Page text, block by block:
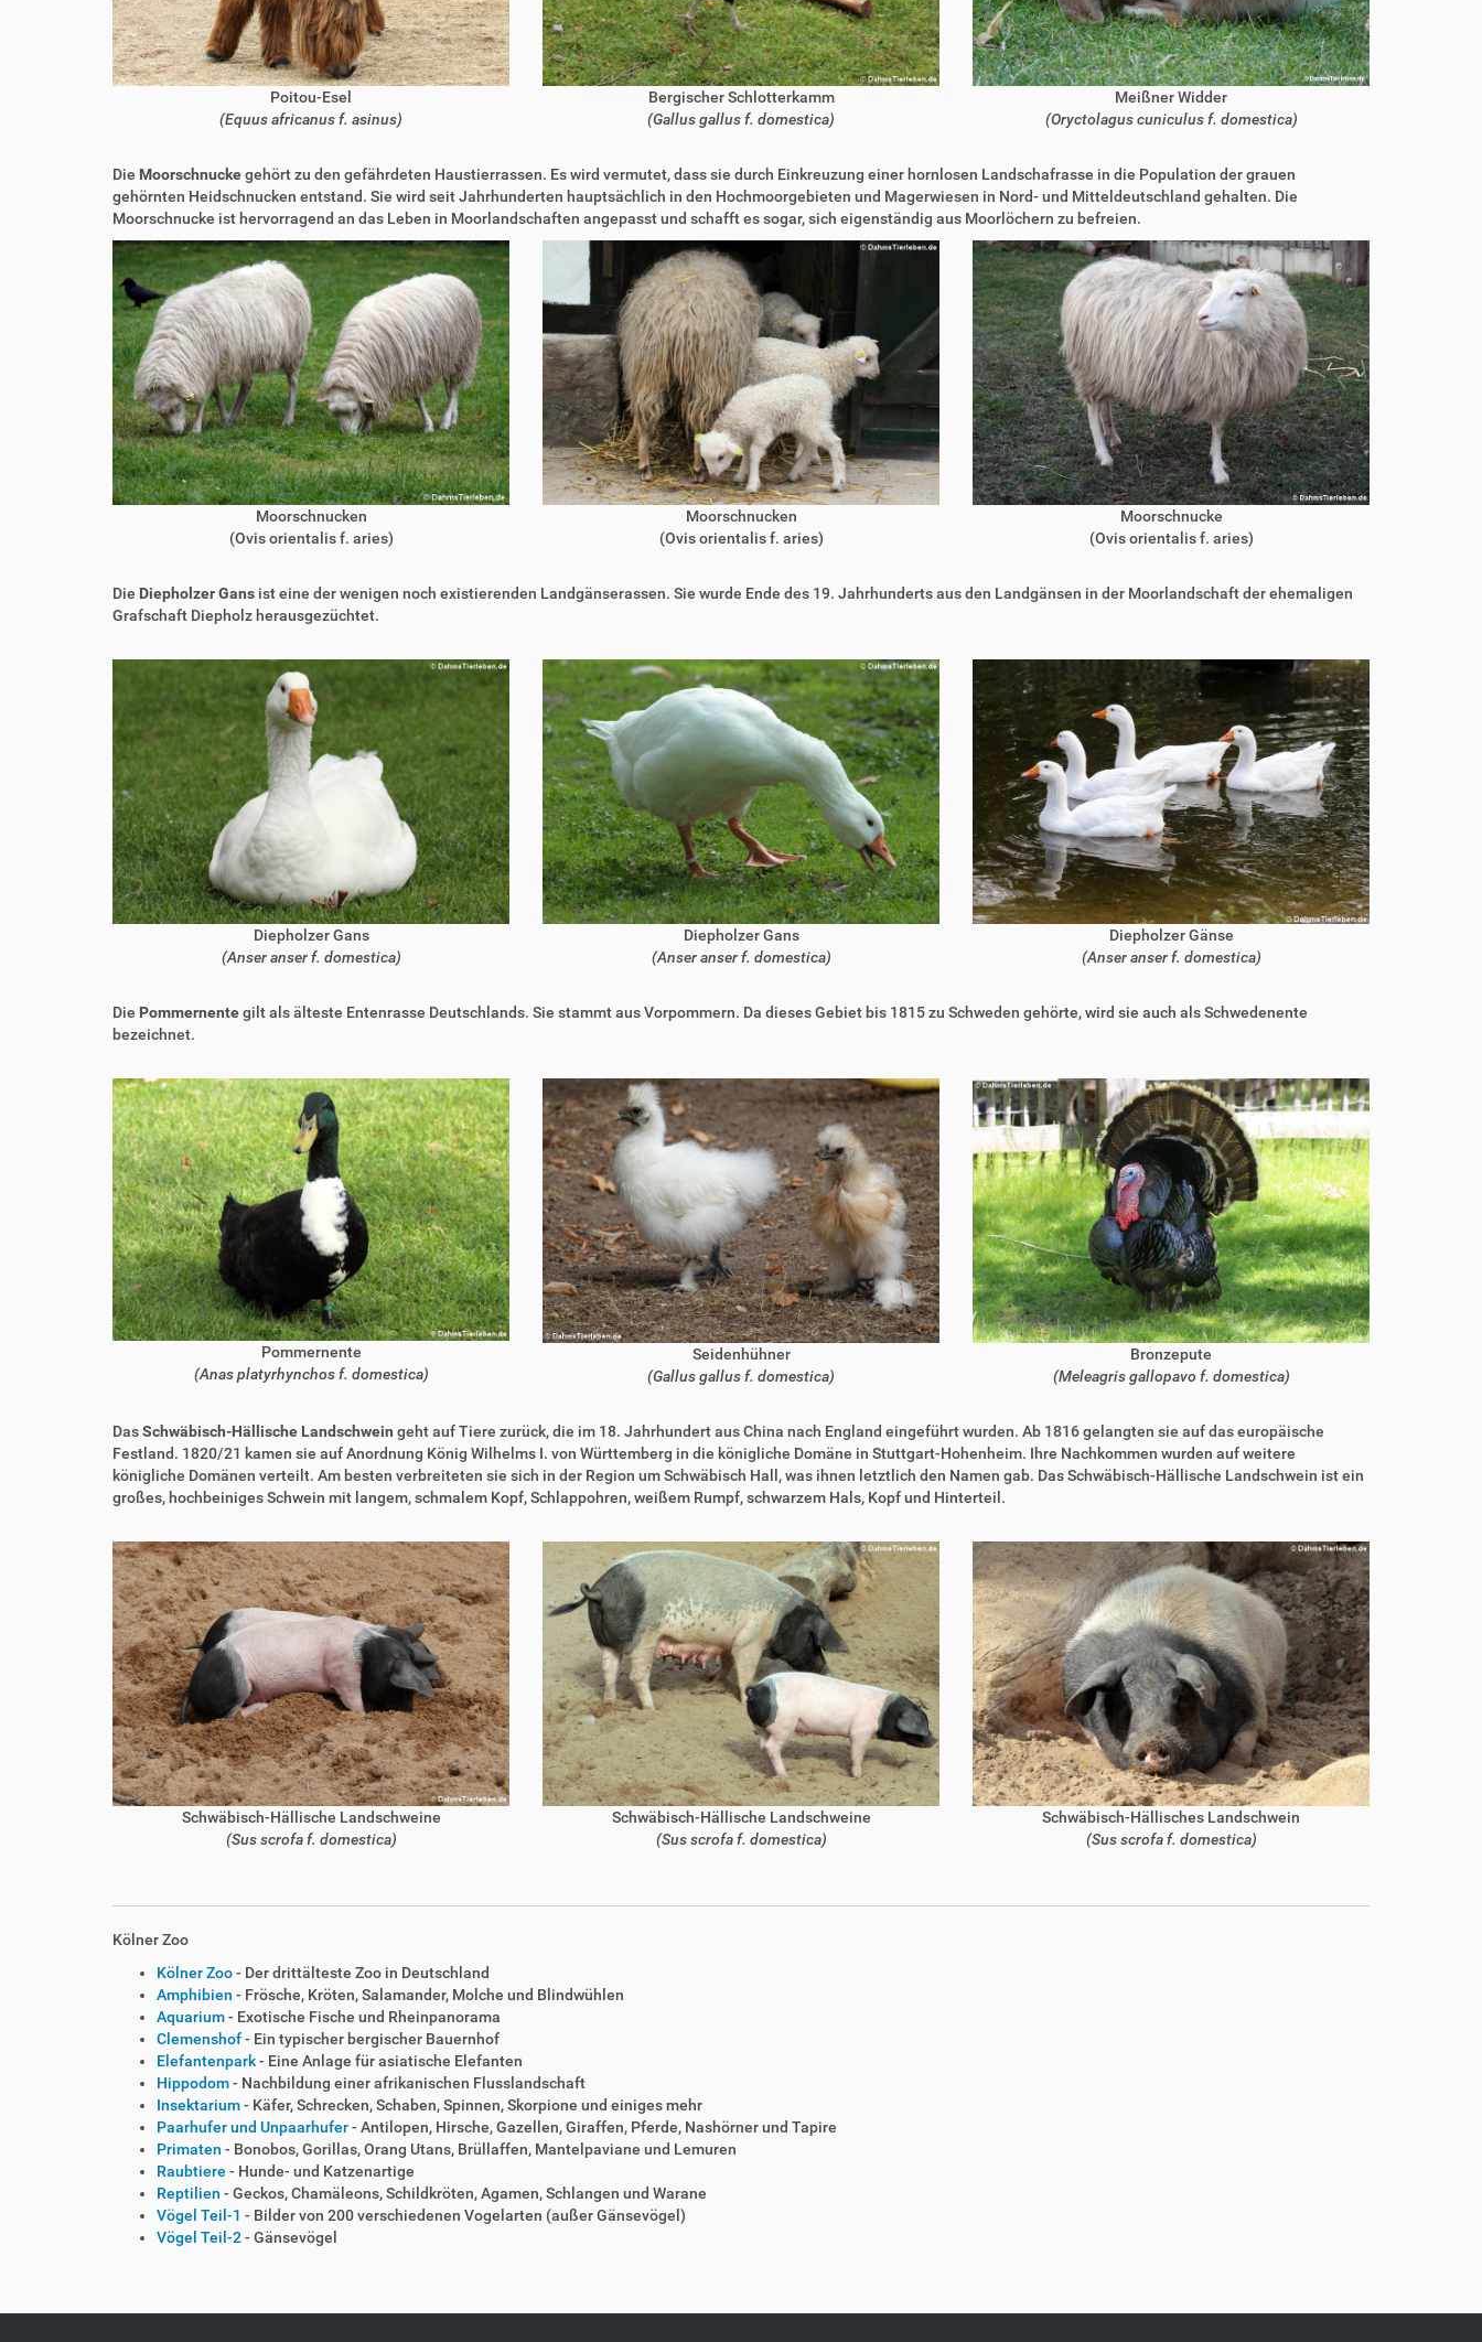
Poitou-Esel
(Equus africanus f. asinus)
Bergischer Schlotterkamm
(Gallus gallus f. domestica)
Meißner Widder
(Oryctolagus cuniculus f. domestica)
Die Moorschnuckegehört zu den gefährdeten Haustierrassen. Es wird vermutet, dass sie durch Einkreuzung einer hornlosen Landschafrasse in die Population der grauen
gehörnten Heidschnucken entstand. Sie wird seit Jahrhunderten hauptsächlich in den Hochmoorgebieten und Magerwiesen in Nord- und Mitteldeutschland gehalten. Die
Moorschnucke ist hervorragend an das Leben in Moorlandschaften angepasst und schafft es sogar, sich eigenständig aus Moorlöchern zu befreien.
Moorschnucken
(Ovis orientalis f. aries)
Moorschnucken
(Ovis orientalis f. aries)
Moorschnucke
(Ovis orientalis f. aries)
Die Diepholzer Gans ist eine der wenigen noch existierenden Landgänserassen. Sie wurde Ende des 19. Jahrhunderts aus den Landgänsen in der Moorlandschaft der ehemaligen
Grafschaft Diepholz herausgezüchtet.
Diepholzer Gans
(Anser anser f. domestica)
Diepholzer Gans
(Anser anser f. domestica)
Diepholzer Gänse
(Anser anser f. domestica)
Die Pommernentegilt als älteste Entenrasse Deutschlands. Sie stammt aus Vorpommern. Da dieses Gebiet bis 1815 zu Schweden gehörte, wird sie auch als Schwedenente
bezeichnet.
Pommernente
(Anas platyrhynchos f. domestica)
Seidenhühner
(Gallus gallus f. domestica)
Bronzepute
(Meleagris gallopavo f. domestica)
DasSchwäbisch-Hällische Landschwein geht auf Tiere zurück, die im 18. Jahrhundert aus China nach England eingeführt wurden. Ab 1816 gelangten sie auf das europäische
Festland. 1820/21 kamen sie auf Anordnung König Wilhelms I. von Württemberg in die königliche Domäne in Stuttgart-Hohenheim. Ihre Nachkommen wurden auf weitere
königliche Domänen verteilt. Am besten verbreiteten sie sich in der Region um Schwäbisch Hall, was ihnen letztlich den Namen gab. Das Schwäbisch-Hällische Landschwein ist ein
großes, hochbeiniges Schwein mit langem, schmalem Kopf, Schlappohren, weißem Rumpf, schwarzem Hals, Kopf und Hinterteil.
Schwäbisch-Hällische Landschweine
(Sus scrofa f. domestica)
Schwäbisch-Hällische Landschweine
(Sus scrofa f. domestica)
Schwäbisch-Hällisches Landschwein
(Sus scrofa f. domestica)
Kölner Zoo
Kölner Zoo- Der drittälteste Zoo in Deutschland
Amphibien - Frösche, Kröten, Salamander, Molche und Blindwühlen
Aquarium- Exotische Fische und Rheinpanorama
Clemenshof- Ein typischer bergischer Bauernhof
Elefantenpark- Eine Anlage für asiatische Elefanten
Hippodom- Nachbildung einer afrikanischen Flusslandschaft
Insektarium- Käfer, Schrecken, Schaben, Spinnen, Skorpione und einiges mehr
Paarhufer und Unpaarhufer- Antilopen, Hirsche, Gazellen, Giraffen, Pferde, Nashörner und Tapire
Primaten - Bonobos, Gorillas, Orang Utans, Brüllaffen, Mantelpaviane und Lemuren
Raubtiere - Hunde- und Katzenartige
Reptilien - Geckos, Chamäleons, Schildkröten, Agamen, Schlangen und Warane
Vögel Teil-1 - Bilder von 200 verschiedenen Vogelarten (außer Gänsevögel)
Vögel Teil-2- Gänsevögel